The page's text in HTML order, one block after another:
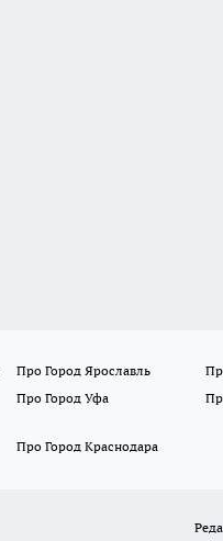
Про Город Ярославль
Про Город Уфа
Про Город Краснодара